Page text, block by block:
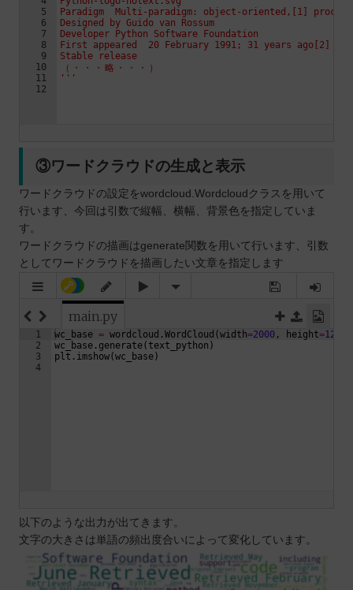
③ワードクラウドの生成と表示
ワードクラウドの設定をwordcloud.Wordcloudクラスを用いて
行います、今回は引数で縦幅、横幅、背景色を指定していま
す。
ワードクラウドの描画はgenerate関数を用いて行います、引数
としてワードクラウドを描画したい文章を指定します
以下のような出力が出てきます。
文字の大きさは単語の頻出度合いによって変化しています。